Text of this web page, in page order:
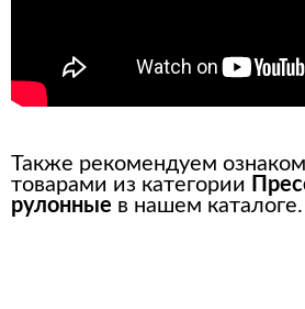
Также рекомендуем
товарами из категории
рулонные в нашем каталоге.